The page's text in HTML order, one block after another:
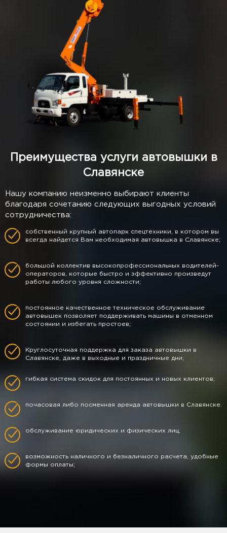
Преимущества услуги автовышки в
Славянске
Нашу компанию неизменно выбирают клиенты
благодаря сочетанию следующих выгодных условий
сотрудничества:
собственный крупный автопарк спецтехники, в котором вы
всегда найдется Вам необходимая автовышка в Славянске;
большой коллектив высокопрофессиональных водителей-
операторов, которые быстро и эффективно произведут
работы любого уровня сложности;
постоянное качественное техническое обслуживание
автовышек позволяет поддерживать машины в отменном
состоянии и избегать простоев;
Круглосуточная поддержка для заказа автовышки в
Славянске, даже в выходные и праздничные дни;
гибкая система скидок для постоянных и новых клиентов;
почасовая либо посменная аренда автовышки в Славянске.
обслуживание юридических и физических лиц;
возможность наличного и безналичного расчета, удобные
формы оплаты;